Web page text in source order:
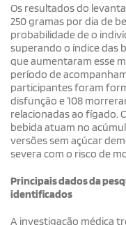
Os resultados do
250 gramas por dia de
probabilidade de o
superando o índice das
que aumentaram esse
período de
participantes foram
disfunção e 108
relacionadas ao fígado.
bebida atuam no
versões sem açúcar
severa com o risco de
Principais dados da
identificados
A investigação médica